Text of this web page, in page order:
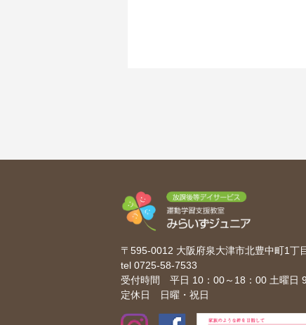
〒595-0012 大阪府泉大津市北豊中町1丁
tel 0725-58-7533
受付時間 平日 10：00～18：00 土曜日
定休日 日曜・祝日